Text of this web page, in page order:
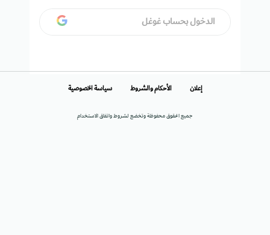
الدخول بحساب غوغل
جميع الحقوق محفوظة وتخضع لشروط واتفاق الاستخدام
إعلان الأحكام والشروط سياسة الخصوصية